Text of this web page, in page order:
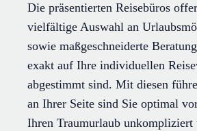
Die präsentierten Reisebüros
vielfältige Auswahl an
sowie maßgeschneiderte
exakt auf Ihre individuellen
abgestimmt sind. Mit diesen
an Ihrer Seite sind Sie optimal
Ihren Traumurlaub unkompliziert